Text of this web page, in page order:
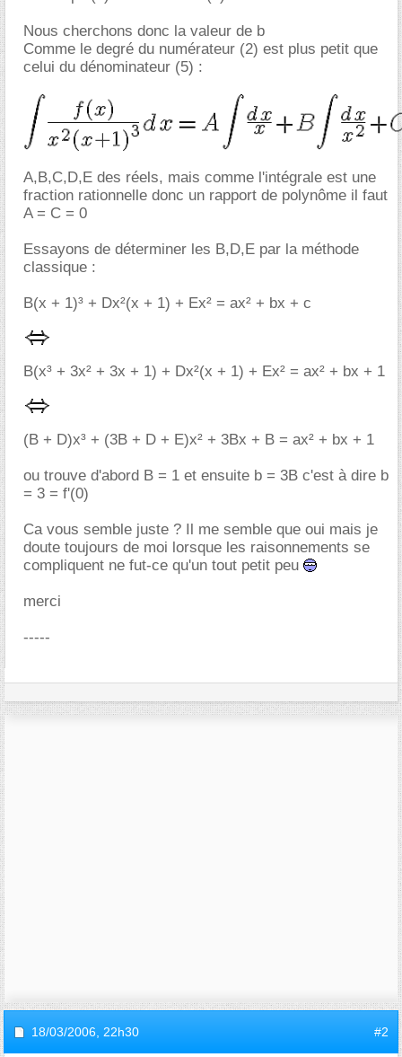
Nous cherchons donc la valeur de b
Comme le degré du numérateur (2) est plus petit que
celui du dénominateur (5) :
A,B,C,D,E des réels, mais comme l'intégrale est une
fraction rationnelle donc un rapport de polynôme il faut
A = C = 0
Essayons de déterminer les B,D,E par la méthode
classique :
B(x + 1)³ + Dx²(x + 1) + Ex² = ax² + bx + c
B(x³ + 3x² + 3x + 1) + Dx²(x + 1) + Ex² = ax² + bx + 1
(B + D)x³ + (3B + D + E)x² + 3Bx + B = ax² + bx + 1
ou trouve d'abord B = 1 et ensuite b = 3B c'est à dire b
= 3 = f'(0)
Ca vous semble juste ? Il me semble que oui mais je
doute toujours de moi lorsque les raisonnements se
compliquent ne fut-ce qu'un tout petit peu
merci
-----
18/03/2006, 22h30 #2